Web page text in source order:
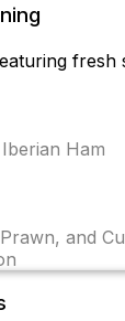
fresh
Ham
and